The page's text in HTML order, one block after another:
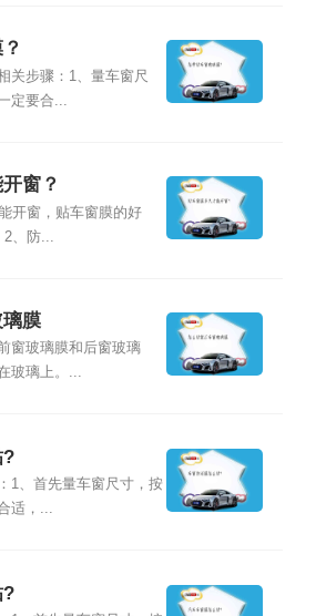
关步骤：1、量车窗尺
定要合...
窗？
开窗，贴车窗膜的好
、防...
膜
窗玻璃膜和后窗玻璃
玻璃上。...
?
1、首先量车窗尺寸，按
适，...
?